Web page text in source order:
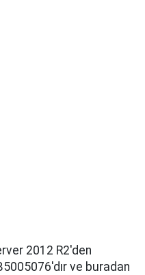
2012 R2'den
ve buradan